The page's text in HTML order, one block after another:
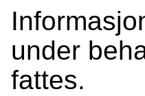
under
fattes.